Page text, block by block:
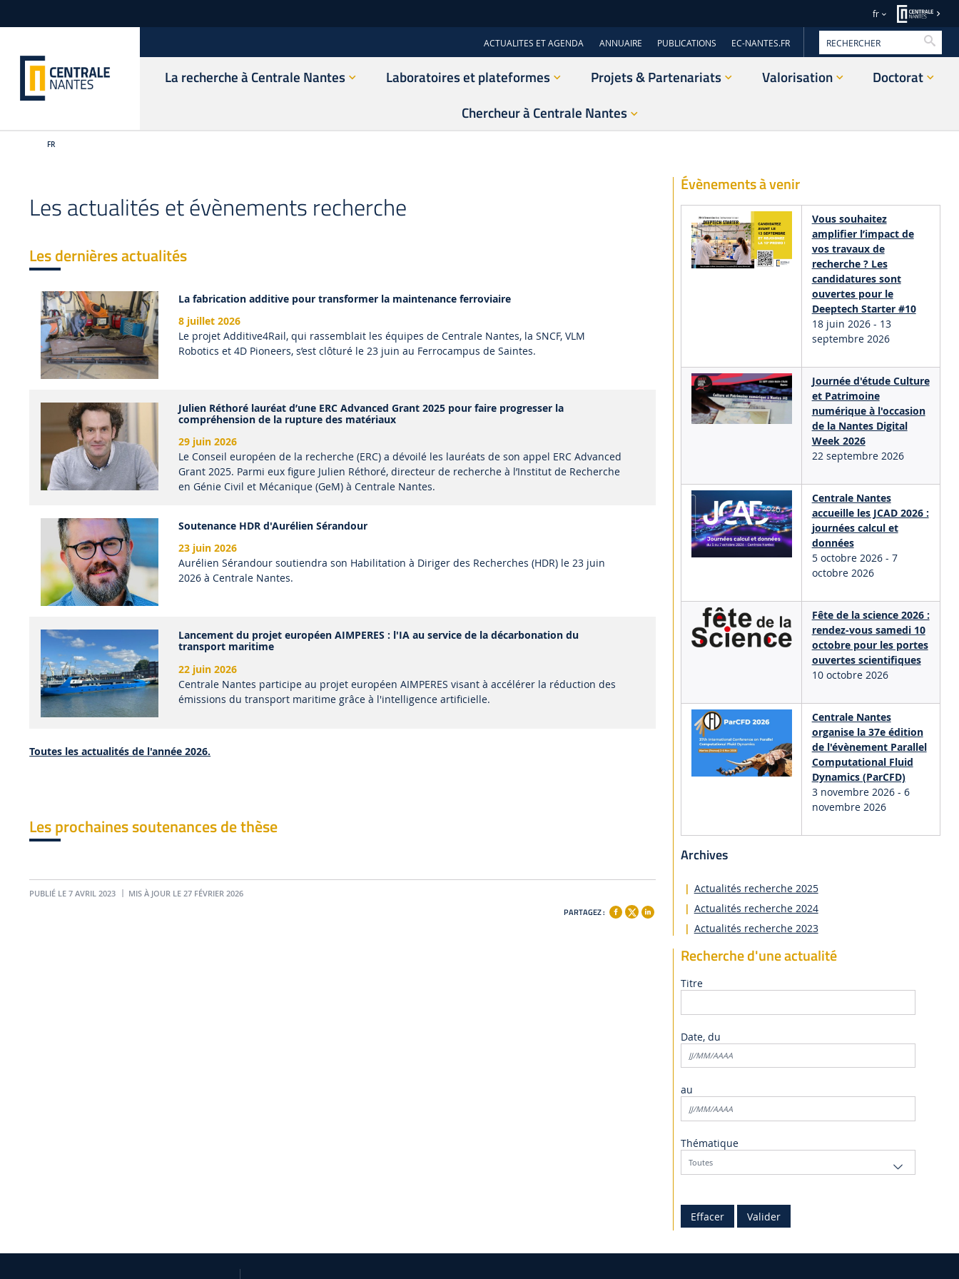
fr
ACTUALITES ET AGENDA ANNUAIRE PUBLICATIONS EC-NANTES.FR
La recherche à Centrale Nantes Laboratoires et plateformes Projets & Partenariats Valorisation
Doctorat
Chercheur à Centrale Nantes
FR
Les actualités et évènements recherche
Les dernières actualités
La fabrication additive pour transformer la maintenance ferroviaire
8 juillet 2026
Le projet Additive4Rail, qui rassemblait les équipes de Centrale Nantes, la SNCF, VLM
Robotics et 4D Pioneers, s’est clôturé le 23 juin au Ferrocampus de Saintes.
Julien Réthoré lauréat d’une ERC Advanced Grant 2025 pour faire progresser la
compréhension de la rupture des matériaux
29 juin 2026
Le Conseil européen de la recherche (ERC) a dévoilé les lauréats de son appel ERC Advanced
Grant 2025. Parmi eux figure Julien Réthoré, directeur de recherche à l’Institut de Recherche
en Génie Civil et Mécanique (GeM) à Centrale Nantes.
Soutenance HDR d'Aurélien Sérandour
23 juin 2026
Aurélien Sérandour soutiendra son Habilitation à Diriger des Recherches (HDR) le 23 juin
2026 à Centrale Nantes.
Lancement du projet européen AIMPERES : l'IA au service de la décarbonation du
transport maritime
22 juin 2026
Centrale Nantes participe au projet européen AIMPERES visant à accélérer la réduction des
émissions du transport maritime grâce à l'intelligence artificielle.
Toutes les actualités de l'année 2026.
Les prochaines soutenances de thèse
PUBLIÉ LE 7 AVRIL 2023 MIS À JOUR LE 27 FÉVRIER 2026
PARTAGEZ :
Évènements à venir
Vous souhaitez
amplifier l’impact de
vos travaux de
recherche ? Les
candidatures sont
ouvertes pour le
Deeptech Starter #10
18 juin 2026- 13
septembre 2026
Journée d'étude Culture
et Patrimoine
numérique à l'occasion
de la Nantes Digital
Week 2026
22 septembre 2026
Centrale Nantes
accueille les JCAD 2026 :
journées calcul et
données
5 octobre 2026- 7
octobre 2026
Fête de la science 2026 :
rendez-vous samedi 10
octobre pour les portes
ouvertes scientifiques
10 octobre 2026
Centrale Nantes
organise la 37e édition
de l'évènement Parallel
Computational Fluid
Dynamics (ParCFD)
3 novembre 2026- 6
novembre 2026
Archives
Actualités recherche 2025
Actualités recherche 2024
Actualités recherche 2023
Recherche d'une actualité
Titre
Date, du
au
Thématique